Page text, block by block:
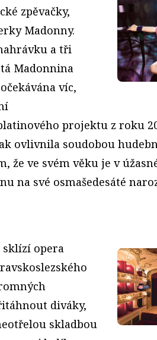
zpěvačky,
Madonny.
a tři
Madonnina
víc,
projektu z roku
ovlivnila soudobou
že ve svém věku je v
na své osmašedesáté
opera
diváky,
skladbou